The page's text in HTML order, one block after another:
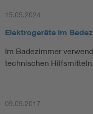
15.05.2024
Elektrogeräte im
Im Badezimmer
technischen
09.09.2017